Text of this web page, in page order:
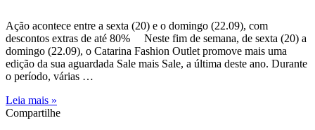
Ação acontece entre a sexta (20) e o domingo (22.09), com
descontos extras de até 80% Neste fim de semana, de sexta (20) a
domingo (22.09), o Catarina Fashion Outlet promove mais uma
edição da sua aguardada Sale mais Sale, a última deste ano. Durante
o período, várias …
Leia mais »
Compartilhe